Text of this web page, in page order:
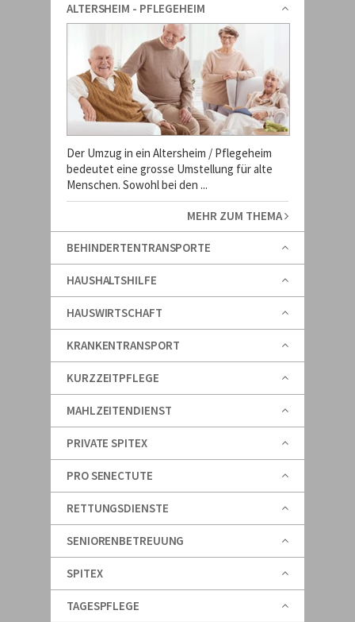
ALTERSHEIM - PFLEGEHEIM
Der Umzug in ein Altersheim / Pflegeheim
bedeutet eine grosse Umstellung für alte
Menschen. Sowohl bei den ...
MEHR ZUM THEMA
BEHINDERTENTRANSPORTE
HAUSHALTSHILFE
HAUSWIRTSCHAFT
KRANKENTRANSPORT
KURZZEITPFLEGE
MAHLZEITENDIENST
PRIVATE SPITEX
PRO SENECTUTE
RETTUNGSDIENSTE
SENIORENBETREUUNG
SPITEX
TAGESPFLEGE